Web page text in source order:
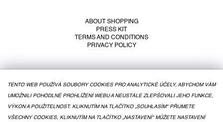
TENTO WEB POUŽÍVÁ SOUBORY COOKIES PRO ANALYTICKÉ ÚČELY, ABYCHOM VÁM
UMOŽNILI POHODLNÉ PROHLÍŽENÍ WEBU A NEUSTÁLE ZLEPŠOVALI JEHO FUNKCE,
VÝKON A POUŽITELNOST. KLIKNUTÍM NA TLAČÍTKO „SOUHLASÍM" PŘIJMETE
VŠECHNY COOKIES, KLIKNUTÍM NA TLAČÍTKO „NASTAVENÍ" MŮŽETE NASTAVENÍ
ABOUT SHOPPING
PRESS KIT
TERMS AND CONDITIONS
PRIVACY POLICY